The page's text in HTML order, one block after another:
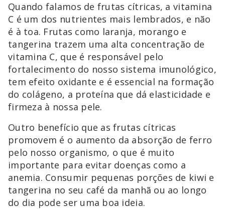
Quando falamos de frutas cítricas, a vitamina
C é um dos nutrientes mais lembrados, e não
é à toa. Frutas como laranja, morango e
tangerina trazem uma alta concentração de
vitamina C, que é responsável pelo
fortalecimento do nosso sistema imunológico,
tem efeito oxidante e é essencial na formação
do colágeno, a proteína que dá elasticidade e
firmeza à nossa pele.
Outro benefício que as frutas cítricas
promovem é o aumento da absorção de ferro
pelo nosso organismo, o que é muito
importante para evitar doenças como a
anemia. Consumir pequenas porções de kiwi e
tangerina no seu café da manhã ou ao longo
do dia pode ser uma boa ideia.